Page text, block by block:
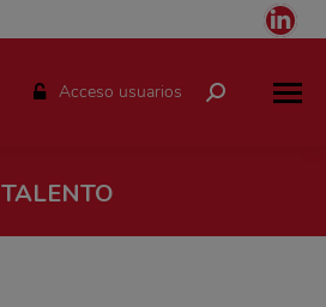
Acceso usuarios Buscar:
TALENTO